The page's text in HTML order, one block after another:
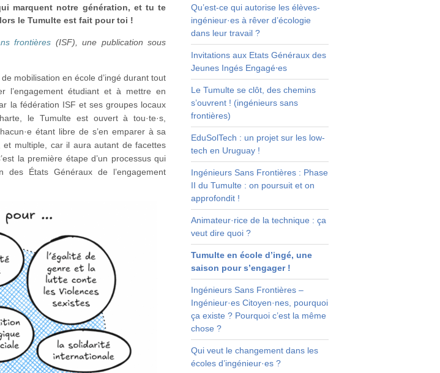
marquent notre génération, et tu te
le Tumulte est fait pour toi !
frontières (ISF), une publication sous
mobilisation en école d’ingé durant tout
l’engagement étudiant et à mettre en
la fédération ISF et ses groupes locaux
le Tumulte est ouvert à tou·te·s,
étant libre de s’en emparer à sa
et multiple, car il aura autant de facettes
la première étape d’un processus qui
des États Généraux de l’engagement
Qu’est-ce qui autorise les élèves-
ingénieur·es à rêver d’écologie
dans leur travail ?
Invitations aux Etats Généraux des
Jeunes Ingés Engagé⋅es
Le Tumulte se clôt, des chemins
s’ouvrent ! (ingénieurs sans
frontières)
EduSolTech : un projet sur les low-
tech en Uruguay !
Ingénieurs Sans Frontières : Phase
II du Tumulte : on poursuit et on
approfondit !
Animateur·rice de la technique : ça
veut dire quoi ?
Tumulte en école d’ingé, une
saison pour s’engager !
Ingénieurs Sans Frontières –
Ingénieur·es Citoyen·nes, pourquoi
ça existe ? Pourquoi c’est la même
chose ?
Qui veut le changement dans les
écoles d’ingénieur·es ?